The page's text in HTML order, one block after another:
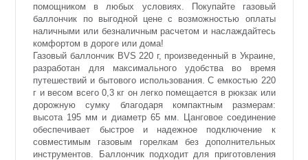
помощником в любых условиях. Покупайте газовый
баллончик по выгодной цене с возможностью оплаты
наличными или безналичным расчетом и наслаждайтесь
комфортом в дороге или дома!
Газовый баллончик BVS 220 г, произведенный в Украине,
разработан для максимального удобства во время
путешествий и бытового использования. С емкостью 220
г и весом всего 0,3 кг он легко помещается в рюкзак или
дорожную сумку благодаря компактным размерам:
высота 195 мм и диаметр 65 мм. Цанговое соединение
обеспечивает быстрое и надежное подключение к
совместимым газовым горелкам без дополнительных
инструментов. Баллончик подходит для приготовления